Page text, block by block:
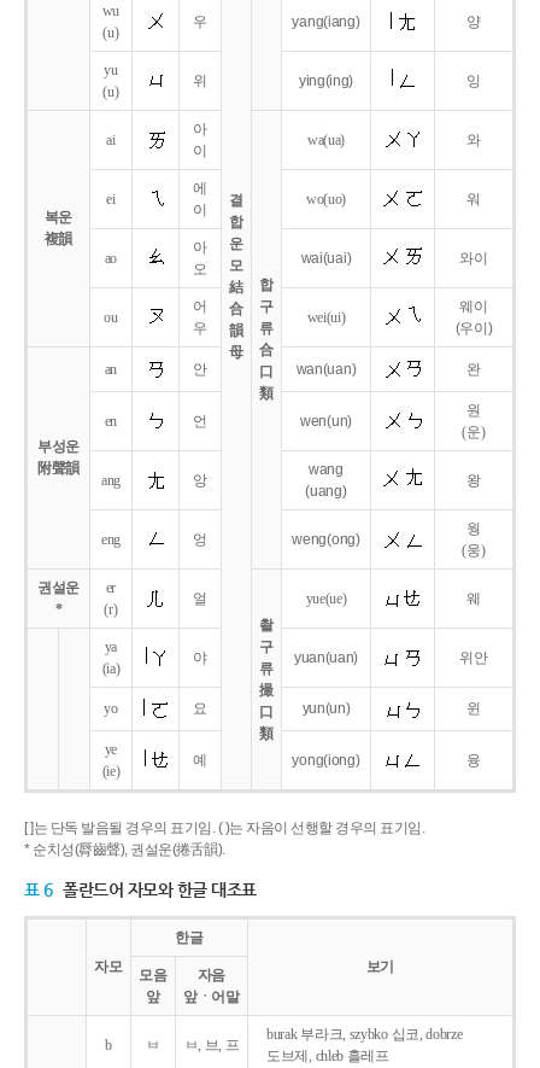
결
합
운
모
結
合
韻
母
wu
(u)
우 yang(iang) 양
yu
(u)
위 ying(ing) 잉
복운
複韻
ai
아
이
합
구
류
合
口
類
wa(ua) 와
ei
에
이
wo(uo) 워
ao
아
오
wai(uai) 와이
ou
어
우
wei(ui)
웨이
(우이)
부성운
附聲韻
an 안 wan(uan) 완
en 언 wen(un)
원
(운)
ang 앙
wang
(uang)
왕
eng 엉 weng(ong)
웡
(웅)
권설운
*
er
(r)
얼
촬
구
류
撮
口
類
yue(ue) 웨
ya
(ia)
야 yuan(uan) 위안
yo 요 yun(un) 윈
ye
(ie)
예 yong(iong) 융
[ ]는 단독 발음될 경우의 표기임. ( )는 자음이 선행할 경우의 표기임.
* 순치성(脣齒聲), 권설운(捲舌韻).
표 6 폴란드어 자모와 한글 대조표
자모
한글
보기
모음
앞
자음
앞ㆍ어말
b ㅂ ㅂ, 브, 프
burak 부라크, szybko 십코, dobrze
도브제, chleb 흘레프